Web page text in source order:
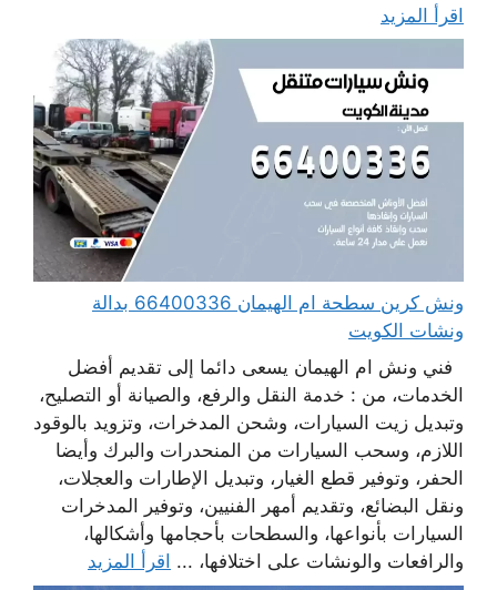
اقرأ المزيد
ونش كرين سطحة ام الهيمان 66400336 بدالة
ونشات الكويت
فني ونش ام الهيمان يسعى دائما إلى تقديم أفضل
الخدمات، من : خدمة النقل والرفع، والصيانة أو التصليح،
وتبديل زيت السيارات، وشحن المدخرات، وتزويد بالوقود
اللازم، وسحب السيارات من المنحدرات والبرك وأيضا
الحفر، وتوفير قطع الغيار، وتبديل الإطارات والعجلات،
ونقل البضائع، وتقديم أمهر الفنيين، وتوفير المدخرات
السيارات بأنواعها، والسطحات بأحجامها وأشكالها،
والرافعات والونشات على اختلافها، ... اقرأ المزيد